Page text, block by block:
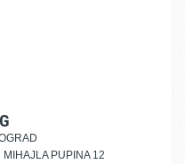
MIHAJLA PUPINA 12